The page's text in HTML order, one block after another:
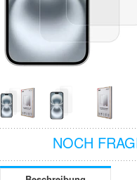
NOCH